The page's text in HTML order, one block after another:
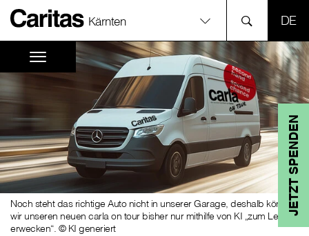
Kärnten
JETZT SPENDEN
Noch steht das richtige Auto nicht in unserer Garage, deshalb können
wir unseren neuen carla on tour bisher nur mithilfe von KI „zum Leben
erwecken“. © KI generiert